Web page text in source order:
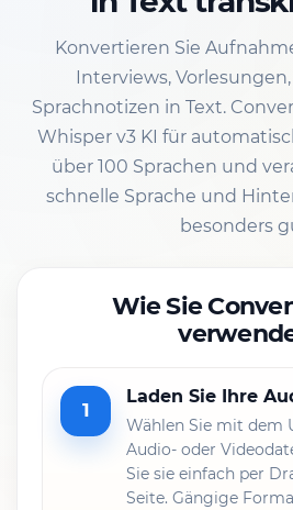
Konvertieren Sie
Interviews,
Sprachnotizen in Text.
Whisper v3 KI für
über 100 Sprachen und
schnelle Sprache und
besonders
Wie Sie
1
Laden Sie Ihre
Wählen Sie mit dem
Audio- oder
Sie sie einfach per
Seite. Gängige